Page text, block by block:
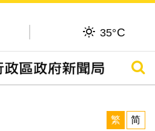
35°C
搜尋
繁
简